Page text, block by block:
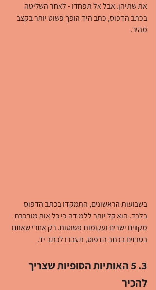
את שתיהן. אבל אל תפחדו - לאחר השליטה
בכתב הדפוס, כתב היד הופך פשוט יותר בקצב
מהיר.
בשבועות הראשונים, התמקדו בכתב הדפוס
בלבד. הוא קל יותר ללמידה כי כל אות מורכבת
מקווים ישרים ועקומות פשוטות. רק אחרי שאתם
בטוחים בכתב הדפוס, תעברו לכתב יד.
3. 5 האותיות הסופיות שצריך
להכיר